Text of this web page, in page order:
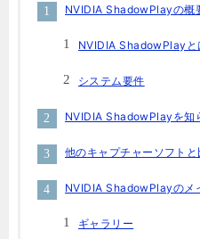
NVIDIA ShadowPlayの概
NVIDIA ShadowPlayと
システム要件
NVIDIA ShadowPlayを知
他のキャプチャーソフトと
NVIDIA ShadowPlayのメ
ギャラリー